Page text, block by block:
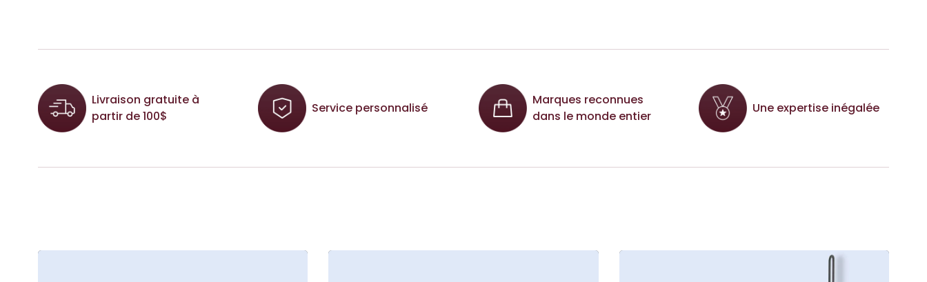
Livraison gratuite à
partir de 100$
Service personnalisé
Marques reconnues
dans le monde entier
Une expertise inégalée